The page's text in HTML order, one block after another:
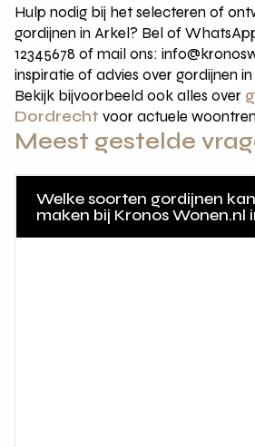
Hulp nodig bij het selecteren of
gordijnen in Arkel? Bel of
12345678 of mail ons:
inspiratie of advies over gordijnen in
Bekijk bijvoorbeeld ook alles over
Dordrecht voor actuele
Meest gestelde
Welke soorten gordijnen
maken bij Kronos Wonen.nl